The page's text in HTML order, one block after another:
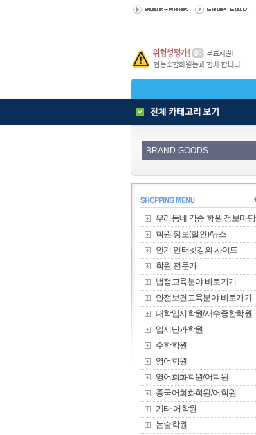
우리동네 각종 학원 정보마당
학원 정보(할인)/뉴스
인기 인터넷강의 사이트
학원 전문가
법정교육분야 바로가기
안전보건교육분야 바로가기
대학입시학원/재수종합학원
입시단과학원
수학학원
영어학원
영어회화학원/어학원
중국어회화학원/어학원
기타 어학원
논술학원